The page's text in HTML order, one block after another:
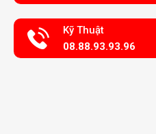
Kỹ Thuật
08.88.93.93.96